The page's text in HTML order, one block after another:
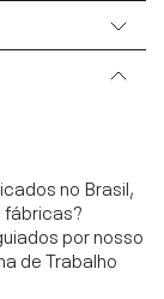
no Brasil,
por nosso
de Trabalho